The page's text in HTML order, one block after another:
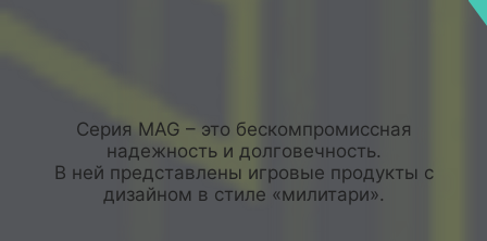
Серия MAG – это бескомпромиссная
надежность и долговечность.
В ней представлены игровые продукты с
дизайном в стиле «милитари».